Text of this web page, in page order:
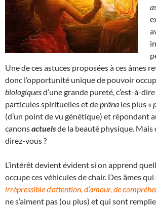
Une de ces astuces proposées à ces âmes
donc l’opportunité unique de pouvoir
biologiquesd’une grande pureté, c’est-à-
particules spirituelles et deprâna les plus «
(d’un point de vu génétique) et répondant
canonsactuelsde la beauté physique.
direz-vous ?
L’intérêt devient évident si on apprend
occupe ces véhicules de chair. Des âmes
irrépressible d’attention, d’amour, de
ne s’aiment pas (ou plus) et qui sont